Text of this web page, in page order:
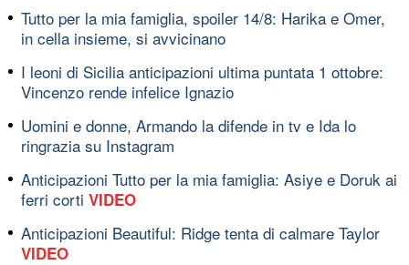
Tutto per la mia famiglia, spoiler 14/8: Harika e Omer,
in cella insieme, si avvicinano
I leoni di Sicilia anticipazioni ultima puntata 1 ottobre:
Vincenzo rende infelice Ignazio
Uomini e donne, Armando la difende in tv e Ida lo
ringrazia su Instagram
Anticipazioni Tutto per la mia famiglia: Asiye e Doruk ai
ferri corti VIDEO
Anticipazioni Beautiful: Ridge tenta di calmare Taylor
VIDEO